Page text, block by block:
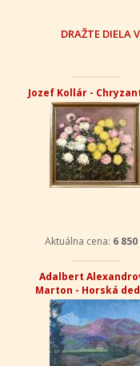
DRAŽTE DIELA
Jozef Kollár -
Aktuálna cena: 6 850
Adalbert
Marton - Horská